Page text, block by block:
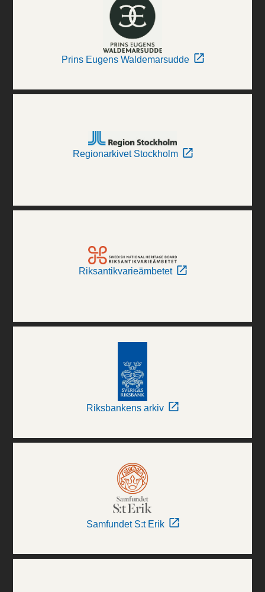
Prins Eugens Waldemarsudde
Regionarkivet Stockholm
Riksantikvarieämbetet
Riksbankens arkiv
Samfundet S:t Erik